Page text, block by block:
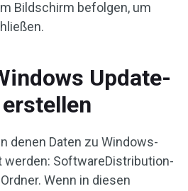
Bildschirm befolgen, um
Update-
denen Daten zu Windows-
werden: SoftwareDistribution-
Wenn in diesen